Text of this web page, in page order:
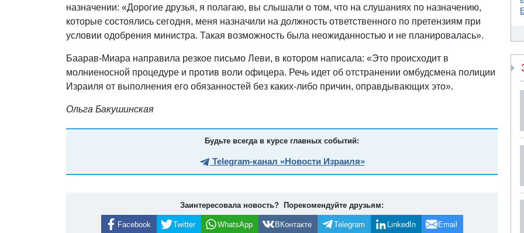
назначении: «Дорогие друзья, я полагаю, вы слышали о том, что на слушаниях по назначению,
которые состоялись сегодня, меня назначили на должность ответственного по претензиям при
условии одобрения министра. Такая возможность была неожиданностью и не планировалась».
Баарав-Миара направила резкое письмо Леви, в котором написала: «Это происходит в
молниеносной процедуре и против воли офицера. Речь идет об отстранении омбудсмена полиции
Израиля от выполнения его обязанностей без каких-либо причин, оправдывающих это».
Ольга Бакушинская
Будьте всегда в курсе главных событий:
Telegram-канал «Новости Израиля»
Заинтересовала новость? Порекомендуйте друзьям:
Facebook Twitter WhatsApp ВКонтакте Telegram LinkedIn Email